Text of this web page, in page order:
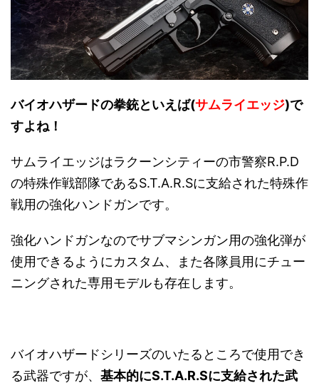
バイオハザードの拳銃といえば(サムライエッジ)で
すよね！
サムライエッジはラクーンシティーの市警察R.P.D
の特殊作戦部隊であるS.T.A.R.Sに支給された特殊作
戦用の強化ハンドガンです。
強化ハンドガンなのでサブマシンガン用の強化弾が
使用できるようにカスタム、また各隊員用にチュー
ニングされた専用モデルも存在します。
バイオハザードシリーズのいたるところで使用でき
る武器ですが、 基本的にS.T.A.R.Sに支給された武